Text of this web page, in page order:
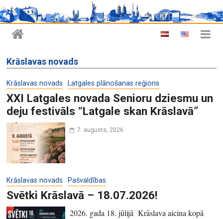
Krāslavas novads
Krāslavas novads Latgales plānošanas reģions
XXI Latgales novada Senioru dziesmu un
deju festivāls “Latgale skan Krāslavā”
7. augusts, 2026
Krāslavas novads Pašvaldības
Svētki Krāslavā – 18.07.2026!
2026. gada 18. jūlijā Krāslava aicina kopā